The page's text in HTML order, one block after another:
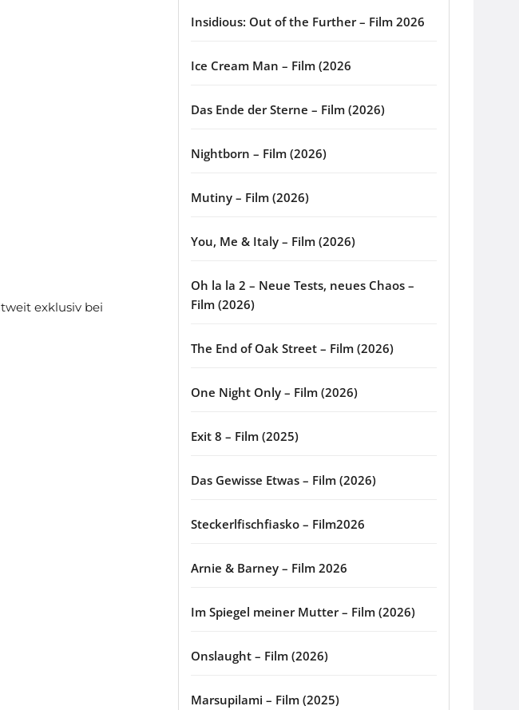
exklusiv bei
Insidious: Out of the Further – Film 2026
Ice Cream Man – Film (2026
Das Ende der Sterne – Film (2026)
Nightborn – Film (2026)
Mutiny – Film (2026)
You, Me & Italy – Film (2026)
Oh la la 2 – Neue Tests, neues Chaos –
Film (2026)
The End of Oak Street – Film (2026)
One Night Only – Film (2026)
Exit 8 – Film (2025)
Das Gewisse Etwas – Film (2026)
Steckerlfischfiasko – Film2026
Arnie & Barney – Film 2026
Im Spiegel meiner Mutter – Film (2026)
Onslaught – Film (2026)
Marsupilami – Film (2025)